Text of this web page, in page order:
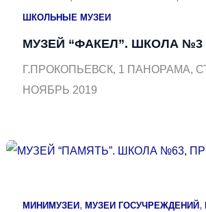
ШКОЛЬНЫЕ МУЗЕИ
МУЗЕЙ “ФАКЕЛ”. ШКОЛА №3
Г.ПРОКОПЬЕВСК, 1 ПАНОРАМА,
НОЯБРЬ 2019
МИНИМУЗЕИ ,МУЗЕИ ГОСУЧРЕЖДЕНИЙ ,